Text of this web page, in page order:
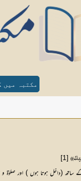
مکتبہ میں
[1]
(داخل ہوتا ہوں ) اور